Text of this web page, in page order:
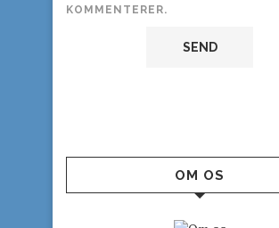
KOMMENTERER.
OM OS